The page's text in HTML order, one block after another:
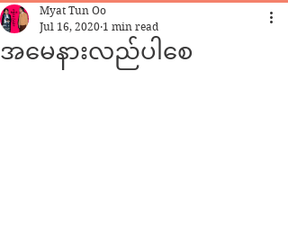
အမေနားလည်ပါစေ
Myat Tun Oo
Jul 16, 2020 1 min read